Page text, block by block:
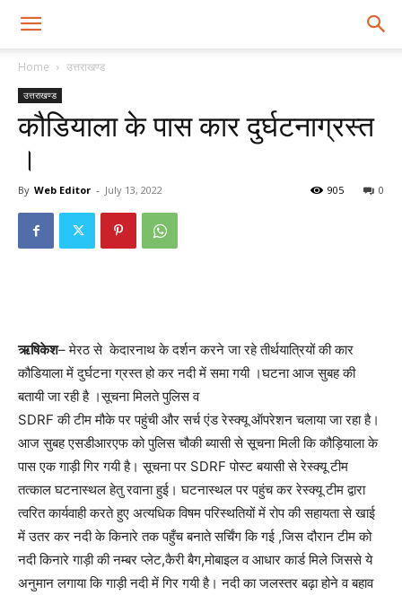
Home उत्तराखण्ड
उत्तराखण्ड
कौडियाला के पास कार दुर्घटनाग्रस्त
।
By Web Editor - July 13, 2022 0
905
ऋषिकेश– मेरठ से केदारनाथ के दर्शन करने जा रहे तीर्थयात्रियों की कार
कौडियाला में दुर्घटना ग्रस्त हो कर नदी में समा गयी ।घटना आज सुबह की
बतायी जा रही है ।सूचना मिलते पुलिस व
SDRF की टीम मौके पर पहुंची और सर्च एंड रेस्क्यू ऑपरेशन चलाया जा रहा है।
आज सुबह एसडीआरएफ को पुलिस चौकी ब्यासी से सूचना मिली कि कौड़ियाला के
पास एक गाड़ी गिर गयी है। सूचना पर SDRF पोस्ट बयासी से रेस्क्यू टीम
तत्काल घटनास्थल हेतु रवाना हुई। घटनास्थल पर पहुंच कर रेस्क्यू टीम द्वारा
त्वरित कार्यवाही करते हुए अत्यधिक विषम परिस्थतियों में रोप की सहायता से खाई
में उतर कर नदी के किनारे तक पहुँच बनाते सर्चिंग कि गई ,जिस दौरान टीम को
नदी किनारे गाड़ी की नम्बर प्लेट,कैरी बैग,मोबाइल व आधार कार्ड मिले जिससे ये
अनुमान लगाया कि गाड़ी नदी में गिर गयी है। नदी का जलस्तर बढ़ा होने व बहाव